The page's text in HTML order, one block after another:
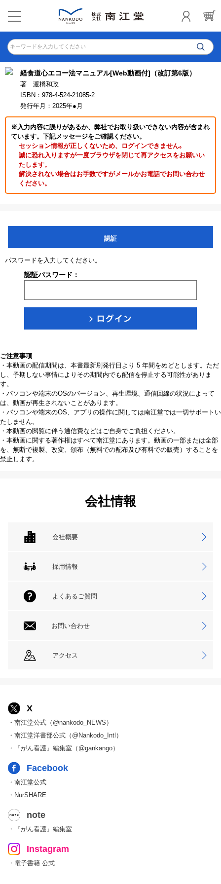
キーワードを入力してください
経食道心エコー法マニュアル[Web動画付]（改訂第6版）
著 渡橋和政
ISBN：978-4-524-21085-2
発行年月：2025年●月
※入力内容に誤りがあるか、弊社でお取り扱いできない内容が含まれ
ています。下記メッセージをご確認ください。
セッション情報が正しくないため、ログインできません｡
誠に恐れ入りますが一度ブラウザを閉じて再アクセスをお願いい
たします。
解決されない場合はお手数ですがメールかお電話でお問い合わせ
ください。
認証
パスワードを入力してください。
認証パスワード：
ご注意事項
・本動画の配信期間は、本書最新刷発行日より 5 年間をめどとします。ただ
し、予期しない事情によりその期間内でも配信を停止する可能性がありま
す。
・パソコンや端末のOSのバージョン、再生環境、通信回線の状況によって
は、動画が再生されないことがあります。
・パソコンや端末のOS、アプリの操作に関しては南江堂では一切サポートい
たしません。
・本動画の閲覧に伴う通信費などはご自身でご負担ください。
・本動画に関する著作権はすべて南江堂にあります。動画の一部または全部
を、無断で複製、改変、頒布（無料での配布及び有料での販売）することを
禁止します。
会社情報
会社概要
採用情報
よくあるご質問
お問い合わせ
アクセス
X
・南江堂公式（@nankodo_NEWS）
・南江堂洋書部公式（@Nankodo_Intl）
・『がん看護』編集室（@gankango）
Facebook
・南江堂公式
・NurSHARE
note
・『がん看護』編集室
Instagram
・電子書籍 公式